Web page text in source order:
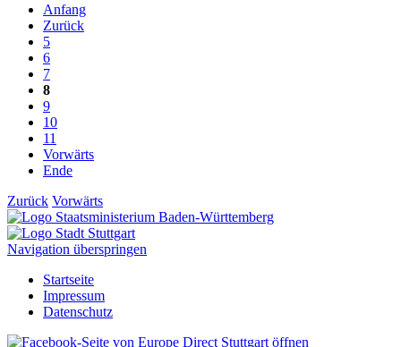
Anfang
Zurück
5
6
7
8
9
10
11
Vorwärts
Ende
Zurück Vorwärts
Navigation überspringen
Startseite
Impressum
Datenschutz